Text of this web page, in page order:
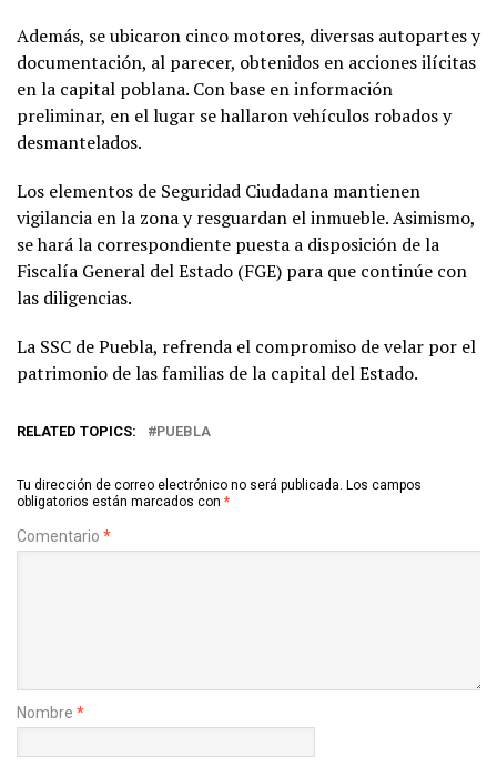
Además, se ubicaron cinco motores, diversas autopartes y
documentación, al parecer, obtenidos en acciones ilícitas
en la capital poblana. Con base en información
preliminar, en el lugar se hallaron vehículos robados y
desmantelados.
Los elementos de Seguridad Ciudadana mantienen
vigilancia en la zona y resguardan el inmueble. Asimismo,
se hará la correspondiente puesta a disposición de la
Fiscalía General del Estado (FGE) para que continúe con
las diligencias.
La SSC de Puebla, refrenda el compromiso de velar por el
patrimonio de las familias de la capital del Estado.
RELATED TOPICS: PUEBLA
Tu dirección de correo electrónico no será publicada. Los campos
obligatorios están marcados con *
Comentario *
Nombre *